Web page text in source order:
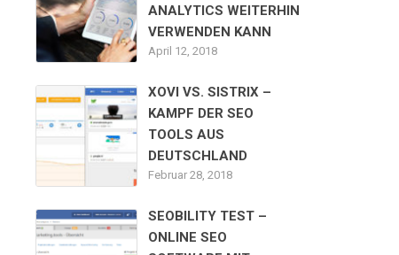
ANALYTICS WEITERHIN
VERWENDEN KANN
April 12, 2018
XOVI VS. SISTRIX –
KAMPF DER SEO
TOOLS AUS
DEUTSCHLAND
Februar 28, 2018
SEOBILITY TEST –
ONLINE SEO